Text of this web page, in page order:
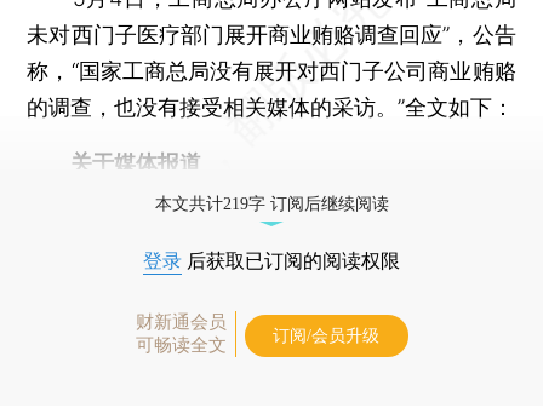
未对西门子医疗部门展开商业贿赂调查回应”，公告
称，“国家工商总局没有展开对西门子公司商业贿赂
的调查，也没有接受相关媒体的采访。”全文如下：
关于媒体报道
本文共计219字 订阅后继续阅读
登录 后获取已订阅的阅读权限
财新通会员
可畅读全文
订阅/会员升级